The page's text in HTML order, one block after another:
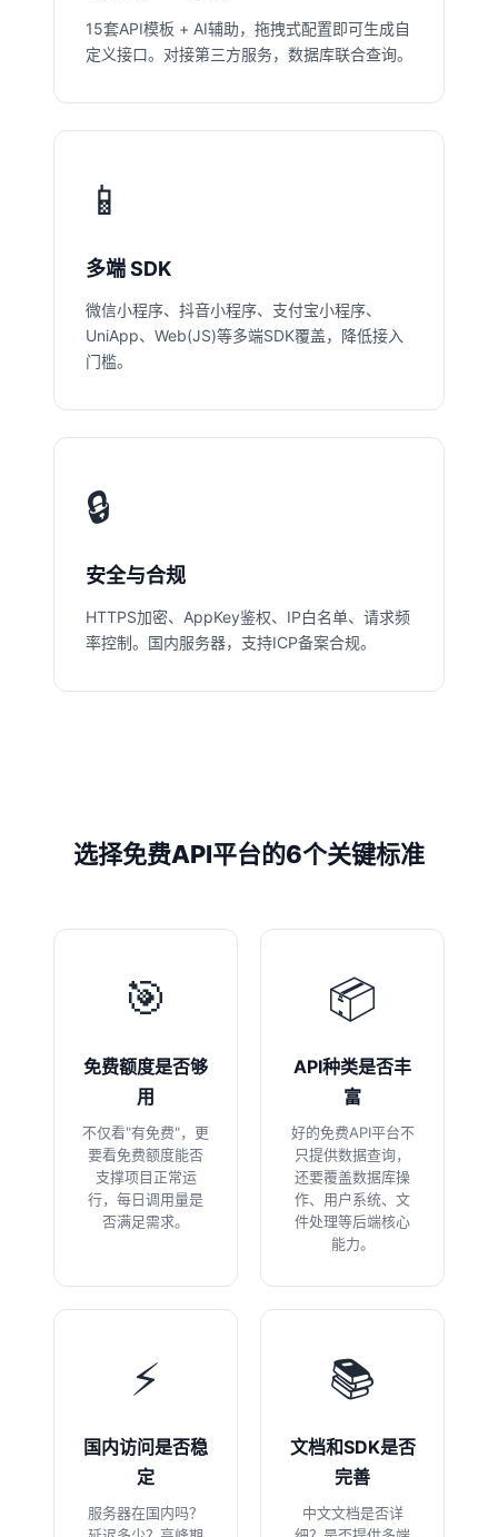
15套API模板 + AI辅助，拖拽式配置即可生成自
定义接口。对接第三方服务，数据库联合查询。
📱
多端 SDK
微信小程序、抖音小程序、支付宝小程序、
UniApp、Web(JS)等多端SDK覆盖，降低接入
门槛。
🔒
安全与合规
HTTPS加密、AppKey鉴权、IP白名单、请求频
率控制。国内服务器，支持ICP备案合规。
选择免费API平台的6个关键标准
🎯
免费额度是否够
用
不仅看"有免费"，更
要看免费额度能否
支撑项目正常运
行，每日调用量是
否满足需求。
📦
API种类是否丰
富
好的免费API平台不
只提供数据查询，
还要覆盖数据库操
作、用户系统、文
件处理等后端核心
能力。
⚡
国内访问是否稳
定
服务器在国内吗？
📚
文档和SDK是否
完善
中文文档是否详